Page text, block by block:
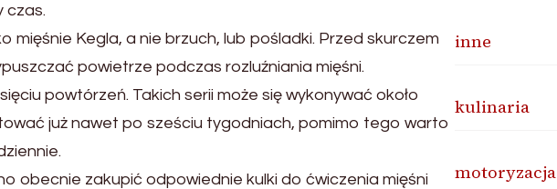
czas.
mięśnie Kegla, a nie brzuch, lub pośladki. Przed skurczem
powietrze podczas rozluźniania mięśni.
powtórzeń. Takich serii może się wykonywać około
już nawet po sześciu tygodniach, pomimo tego warto
obecnie zakupić odpowiednie kulki do ćwiczenia mięśni
inne
kulinaria
motoryzacja